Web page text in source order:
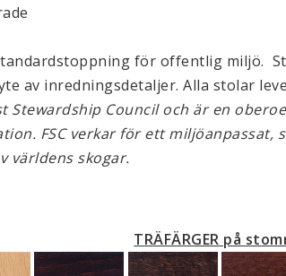
för offentlig miljö.
av inredningsdetaljer. Alla stolar
Stewardship Council och är en
FSC verkar för ett miljöanpassat,
världens skogar.
TRÄFÄRGER på